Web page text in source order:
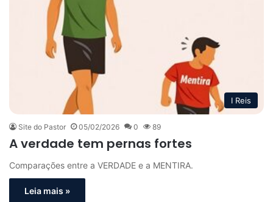
I Reis
Site do Pastor 05/02/2026 0 89
A verdade tem pernas fortes
Comparações entre a VERDADE e a MENTIRA.
Leia mais »